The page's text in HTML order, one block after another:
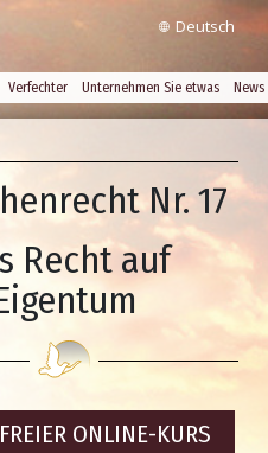
Deutsch
Verfechter Unternehmen Sie etwas News
Nr. 17
Recht auf
ONLINE-KURS